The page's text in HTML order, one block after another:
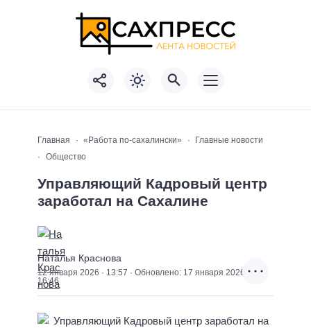
Главная «Работа по-сахалински»
Главные новости
Общество
Управляющий Кадровый центр
заработал на Сахалине
Наталья Краснова
12 января 2026 · 13:57 · Обновлено: 17 января 2026 ·
16:46